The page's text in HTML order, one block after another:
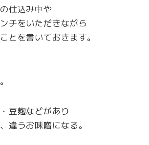
仕込み中や
チをいただきながら
とを書いておきます。
豆麹などがあり
違うお味噌になる。